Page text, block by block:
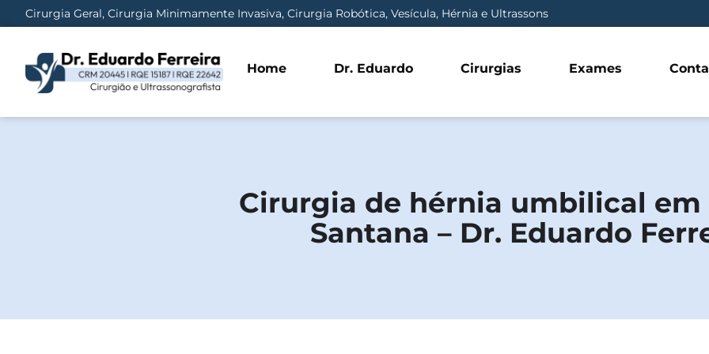
Cirurgia Geral, Cirurgia Minimamente Invasiva, Cirurgia Robótica, Vesícula, Hérnia e Ultrassons
Home Dr. Eduardo Cirurgias Exames
Cirurgia de hérnia umbilical em
Santana – Dr. Eduardo